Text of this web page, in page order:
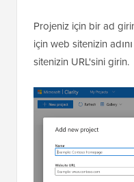
Projeniz için bir ad
için web sitenizin
sitenizin URL'sini girin.